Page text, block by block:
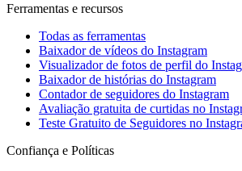
Ferramentas e recursos
Todas as ferramentas
Baixador de vídeos do Instagram
Visualizador de fotos de perfil do
Baixador de histórias do Instagram
Contador de seguidores do Instagram
Avaliação gratuita de curtidas no
Teste Gratuito de Seguidores no
Confiança e Políticas